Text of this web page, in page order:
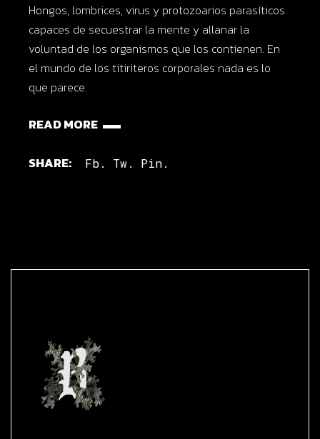
Hongos, lombrices, virus y protozoarios parasíticos
capaces de secuestrar la mente y allanar la
voluntad de los organismos que los contienen. En
el mundo de los titiriteros corporales nada es lo
que parece.
READ MORE
SHARE: Fb. Tw. Pin.